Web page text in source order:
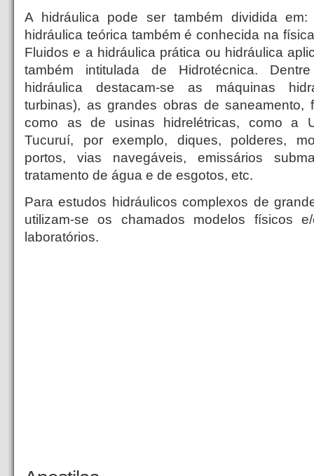
A hidráulica pode ser também dividida
hidráulica teórica também é conhecida na
Fluidos e a hidráulica prática ou hidráulica
também intitulada de Hidrotécnica.
hidráulica destacam-se as máquinas
turbinas), as grandes obras de saneamento,
como as de usinas hidrelétricas, como a
Tucuruí, por exemplo, diques, polderes,
portos, vias navegáveis, emissários
tratamento de água e de esgotos, etc.
Para estudos hidráulicos complexos de
utilizam-se os chamados modelos físicos
laboratórios.